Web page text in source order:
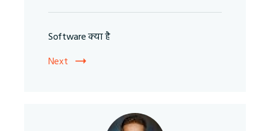
Software क्‍या है
Next